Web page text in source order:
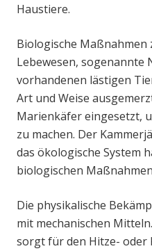
Haustiere.
Biologische Maßnahmen
Lebewesen, sogenannte
vorhandenen lästigen
Art und Weise
Marienkäfer eingesetzt,
zu machen. Der
das ökologische System
biologischen
Die physikalische
mit mechanischen
sorgt für den Hitze- oder